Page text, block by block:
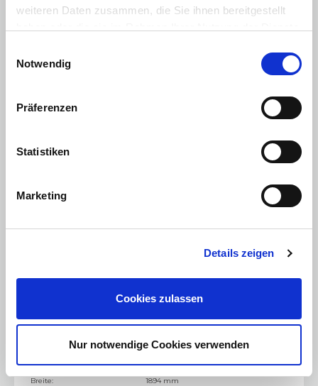
weiteren Daten zusammen, die Sie ihnen bereitgestellt
Cookies, wenn Sie unsere Webseite weiterhin nutzen.
Notwendig
Präferenzen
Statistiken
Marketing
Details zeigen
Cookies zulassen
Nur notwendige Cookies verwenden
Bordcomputer
Verkehrszeichenerkennung
Motorisierung & Leistung
Automatik
Beschleunigung 0-100 km/h: 7.6 Sekunden
Gewicht & Abmessung
Türen:
5
Breite:
1894 mm